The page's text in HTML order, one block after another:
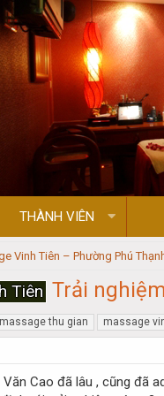
THÀNH VIÊN
Vinh Tiên – Phường Phú
Tiên Trải
massage thu gian massage
Cao đã lâu , cũng đã